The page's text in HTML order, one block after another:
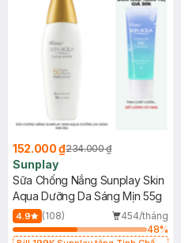
152.000 ₫234.000 ₫
Sunplay
Sữa Chống Nắng Sunplay Skin
Aqua Dưỡng Da Sáng Mịn 55g
4.9 (108)
454/tháng
48%